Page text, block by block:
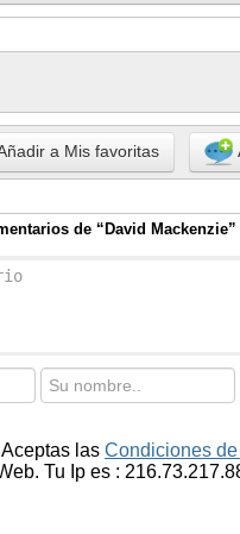
a Mis favoritas
de “David Mackenzie”
las Condiciones
Tu Ip es :